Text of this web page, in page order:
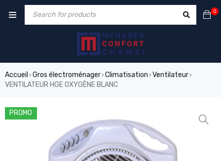
0
Accueil › Gros électroménager› Climatisation › Ventilateur›
VENTILATEUR HGE OXYGÈNE BLANC
PROMO